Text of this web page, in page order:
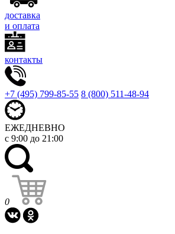
доставка
и оплата
контакты
+7 (495) 799-85-55 8 (800) 511-48-94
ЕЖЕДНЕВНО
с 9:00 до 21:00
0